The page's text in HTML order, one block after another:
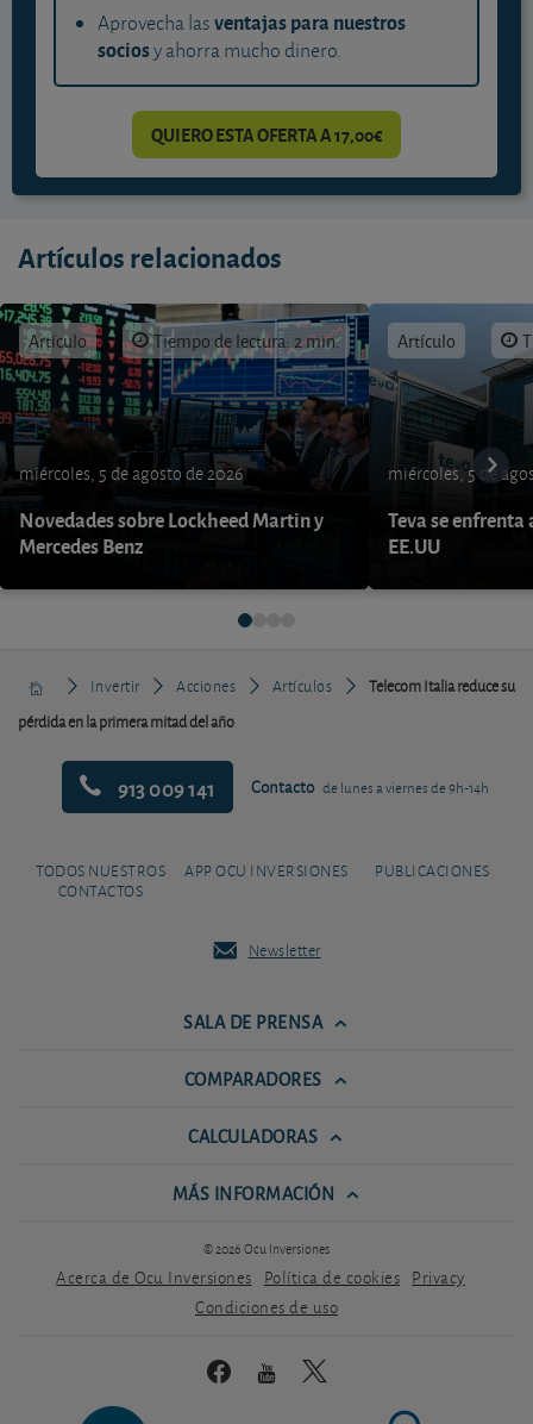
Aprovecha lasventajas para nuestros
sociosy ahorra mucho dinero.
QUIERO ESTA OFERTA A 17,00€
Artículos relacionados
Artículo Tiempo de lectura: 2 min.
miércoles, 5 de agosto de 2026
Novedades sobre Lockheed Martin y
Mercedes Benz
Artículo
miércoles, 5 de
Teva se enfrenta
EE.UU
Invertir Acciones Artículos
Telecom Italia reduce su
pérdida en la primera mitad del año
913 009 141 Contacto de lunes a viernes de 9h-14h
TODOS NUESTROS
CONTACTOS
APP OCU INVERSIONES PUBLICACIONES
Newsletter
SALA DE PRENSA
COMPARADORES
CALCULADORAS
MÁS INFORMACIÓN
© 2026 Ocu Inversiones
Acerca de Ocu Inversiones Política de cookies Privacy
Condiciones de uso